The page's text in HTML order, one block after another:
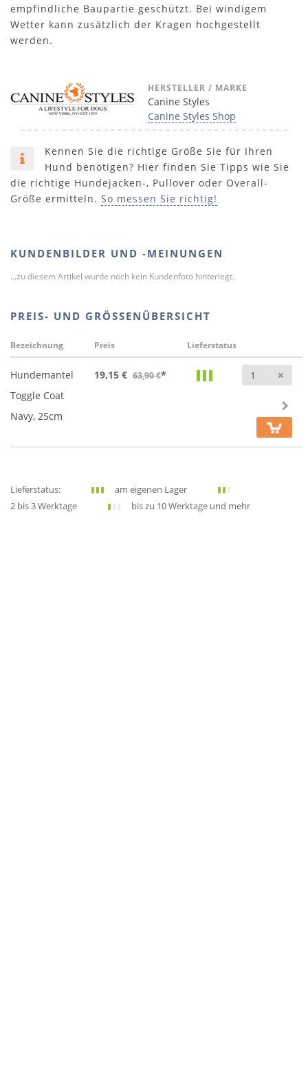
empfindliche Baupartie geschützt. Bei windigem
Wetter kann zusätzlich der Kragen hochgestellt
werden.
HERSTELLER / MARKE
Canine Styles
Canine Styles Shop
Kennen Sie die richtige Größe Sie für Ihren
Hund benötigen? Hier finden Sie Tipps wie Sie
die richtige Hundejacken-, Pullover oder Overall-
Größe ermitteln. So messen Sie richtig!
KUNDENBILDER UND -MEINUNGEN
...zu diesem Artikel wurde noch kein Kundenfoto hinterlegt.
PREIS- UND GRÖSSENÜBERSICHT
Bezeichnung Preis Lieferstatus
Hundemantel
Toggle Coat
Navy, 25cm
19,15 € 63,90 €*
Lieferstatus:
am eigenen Lager
2 bis 3 Werktage
bis zu 10 Werktage und mehr